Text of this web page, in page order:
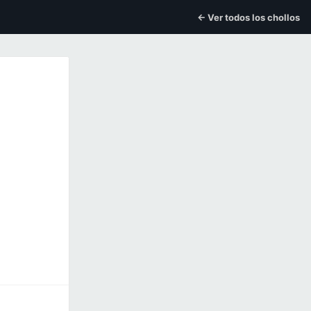
← Ver todos los chollos